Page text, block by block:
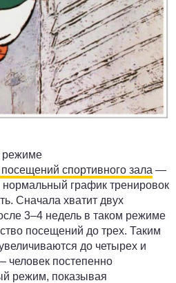
режиме
посещений спортивного зала —
нормальный график тренировок
Сначала хватит двух
3–4 недель в таком режиме
посещений до трех. Таким
до четырех и
человек постепенно
режим, показывая